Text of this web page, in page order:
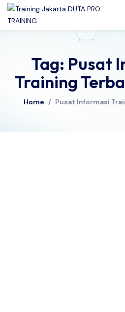
Tag: Pusat
Training
Home / Pusat Informasi